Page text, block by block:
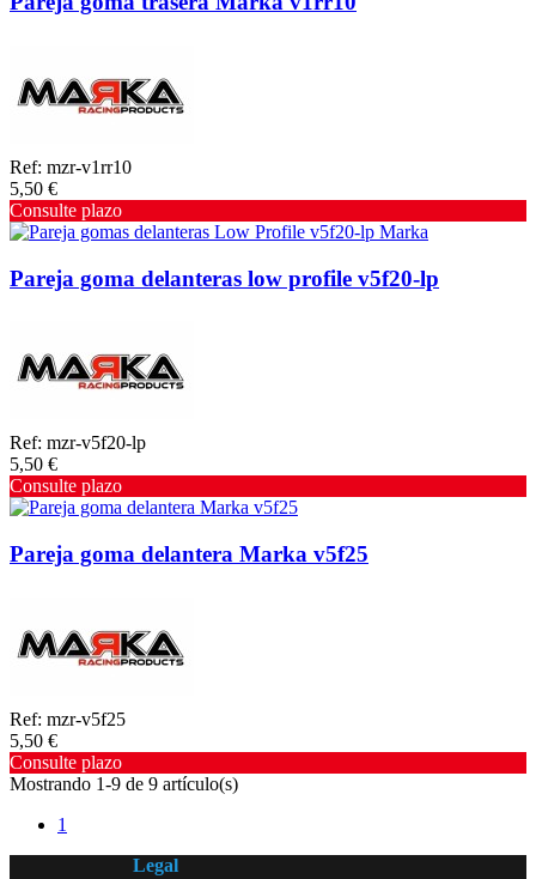
Ref: mzr-v1rr10
5,50 €
Consulte plazo
Pareja goma delanteras low profile v5f20-lp
Ref: mzr-v5f20-lp
5,50 €
Consulte plazo
Pareja goma delantera Marka v5f25
Ref: mzr-v5f25
5,50 €
Consulte plazo
Mostrando 1-9 de 9 artículo(s)
1
Legal